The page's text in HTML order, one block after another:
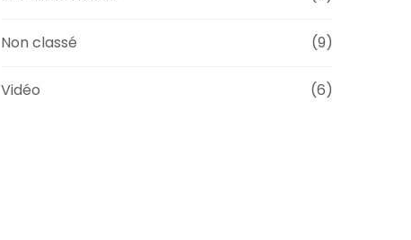
Non classé (9)
Vidéo (6)